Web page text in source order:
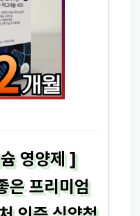
영양제 ]
프리미엄